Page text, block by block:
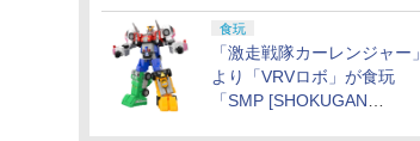
1/3.5スケールフィギュアで
登場！
食玩
「激走戦隊カーレンジャー」
より「VRVロボ」が食玩
「SMP [SHOKUGAN